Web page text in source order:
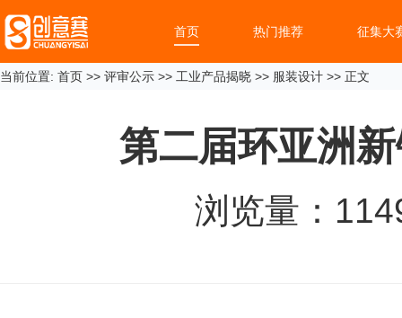
首页 热门推荐 征集大
当前位置: 首页 >> 评审公示 >> 工业产品揭晓 >> 服装设计 >> 正文
第二届环亚洲
浏览量：